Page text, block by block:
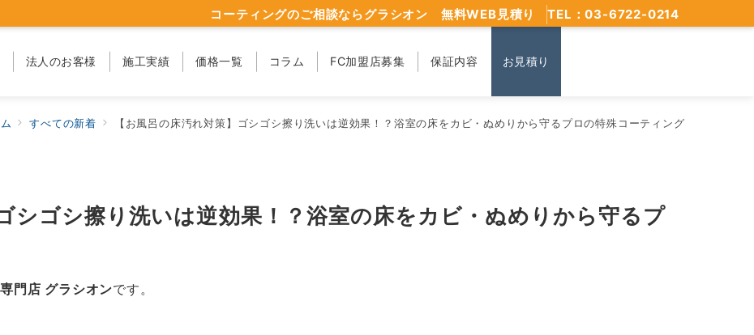
法人のお客様 施工実績 価格一覧 コラム FC加盟店募集 保証内容 お見積り
コーティングのご相談ならグラシオン 無料WEB見積り TEL：03-6722-0214
すべての新着 【お風呂の床汚れ対策】ゴシゴシ擦り洗いは逆効果！？浴室の床をカビ・ぬめりから守るプロの特殊コーティング
シゴシ擦り洗いは逆効果！？浴室の床をカビ・ぬめりから守るプ
門店 グラシオンです。